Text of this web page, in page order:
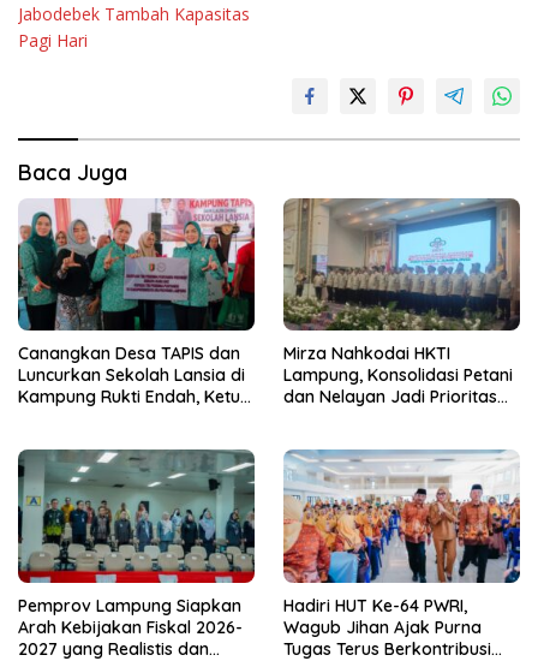
Jabodebek Tambah Kapasitas
Pagi Hari
Baca Juga
Canangkan Desa TAPIS dan
Luncurkan Sekolah Lansia di
Kampung Rukti Endah, Ketua
dari Desa
Mirza Nahkodai HKTI
Lampung, Konsolidasi Petani
dan Nelayan Jadi Prioritas
Pemprov Lampung Siapkan
Arah Kebijakan Fiskal 2026-
2027 yang Realistis dan
Hadiri HUT Ke-64 PWRI,
Wagub Jihan Ajak Purna
Tugas Terus Berkontribusi